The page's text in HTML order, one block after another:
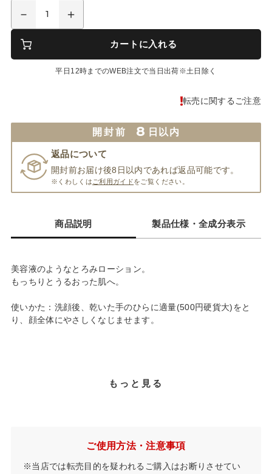
カートに入れる
平日12時までのWEB注文で当日出荷※土日除く
転売に関するご注意
開封前 8 日以内
返品について
開封前お届け後8日以内であれば返品可能です。
※くわしくは ご利用ガイドをご覧ください。
商品説明 製品仕様・全成分表示
美容液のようなとろみローション。
もっちりとうるおった肌へ。
使いかた：洗顔後、乾いた手のひらに適量(500円硬貨大)をと
り、顔全体にやさしくなじませます。
もっと見る
ご使用方法・注意事項
※当店では転売目的を疑われるご購入はお断りさせてい